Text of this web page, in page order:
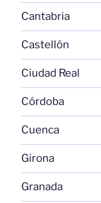
Cantabria
Castellón
Ciudad Real
Córdoba
Cuenca
Girona
Granada